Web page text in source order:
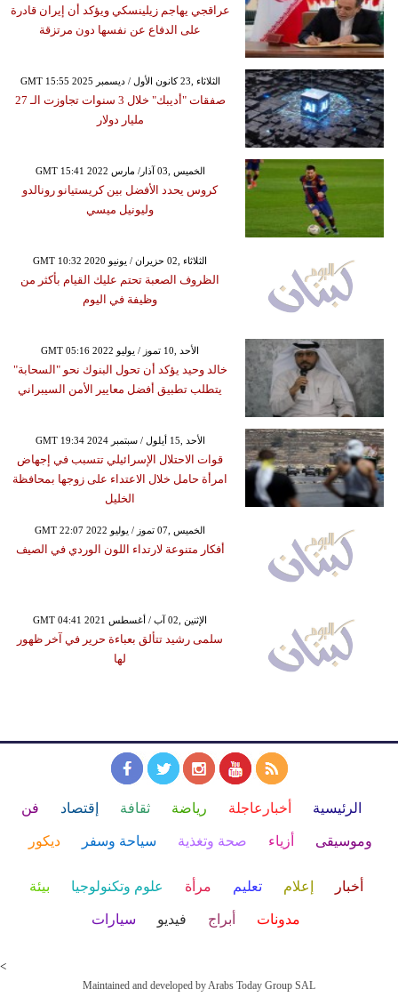
عراقجي يهاجم زيلينسكي ويؤكد أن إيران قادرة
على الدفاع عن نفسها دون مرتزقة
GMT 15:55 2025 الثلاثاء ,23 كانون الأول / ديسمبر
صفقات "أديبك" خلال 3 سنوات تجاوزت الـ 27
مليار دولار
GMT 15:41 2022 الخميس ,03 آذار/ مارس
كروس يحدد الأفضل بين كريستيانو رونالدو
وليونيل ميسي
GMT 10:32 2020 الثلاثاء ,02 حزيران / يونيو
الظروف الصعبة تحتم عليك القيام بأكثر من
وظيفة في اليوم
GMT 05:16 2022 الأحد ,10 تموز / يوليو
خالد وحيد يؤكد أن تحول البنوك نحو "السحابة"
يتطلب تطبيق أفضل معايير الأمن السيبراني
GMT 19:34 2024 الأحد ,15 أيلول / سبتمبر
قوات الاحتلال الإسرائيلي تتسبب في إجهاض
امرأة حامل خلال الاعتداء على زوجها بمحافظة
الخليل
GMT 22:07 2022 الخميس ,07 تموز / يوليو
أفكار متنوعة لارتداء اللون الوردي في الصيف
GMT 04:41 2021 الإثنين ,02 آب / أغسطس
سلمى رشيد تتألق بعباءة حرير في آخر ظهور
لها
الرئيسية أخبارعاجلة رياضة ثقافة إقتصاد فن
وموسيقى أزياء صحة وتغذية سياحة وسفر ديكور
أخبار إعلام تعليم مرأة علوم وتكنولوجيا بيئة
مدونات أبراج فيديو سيارات
<
Maintained and developed by Arabs Today Group SAL